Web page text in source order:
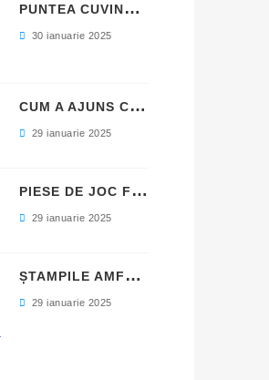
P
UNTEA CUVINTELOR – TETRAEVANGHELUL DIN 1561 ȘI NAȘTEREA LIMBII ROMÂNE LITERARE
30 ianuarie 2025
C
UM A AJUNS COIFUL DE AUR DE LA COȚOFENEȘTI ÎN PATRIMONIUL NAȚIONAL
29 ianuarie 2025
P
IESE DE JOC FOLOSITE ÎN JOCURILE ROMANE, DESCOPERITE LA HADRIANOPOLIS
29 ianuarie 2025
Ș
TAMPILE AMFORICE GRECEȘTI, EXPUSE LA MUZEUL DE ARHEOLOGIE CALLATIS MANGALIA
29 ianuarie 2025